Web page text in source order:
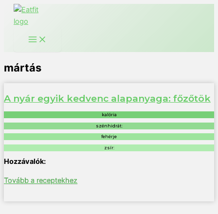
Ugrás
mártás
A nyár egyik kedvenc alapanyaga: főzőtök
kalória
szénhidrát:
fehérje
zsír:
Tovább a receptekhez